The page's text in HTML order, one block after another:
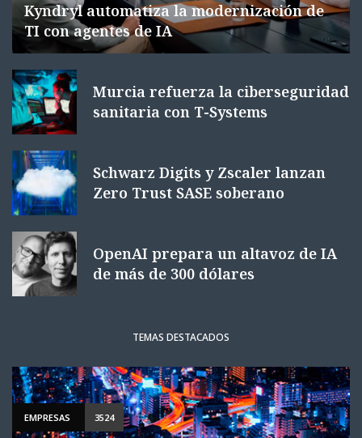
Kyndryl automatiza la modernización de
TI con agentes de IA
Murcia refuerza la ciberseguridad
sanitaria con T-Systems
Schwarz Digits y Zscaler lanzan
Zero Trust SASE soberano
OpenAI prepara un altavoz de IA
de más de 300 dólares
TEMAS DESTACADOS
EMPRESAS 3524